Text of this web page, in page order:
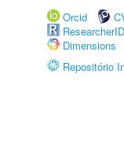
Orcid
ResearcherID
Dimensions
Repositório